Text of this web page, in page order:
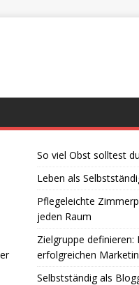
So viel Obst solltest
Leben als
Pflegeleichte
jeden Raum
Zielgruppe definieren:
erfolgreichen
Selbstständig als